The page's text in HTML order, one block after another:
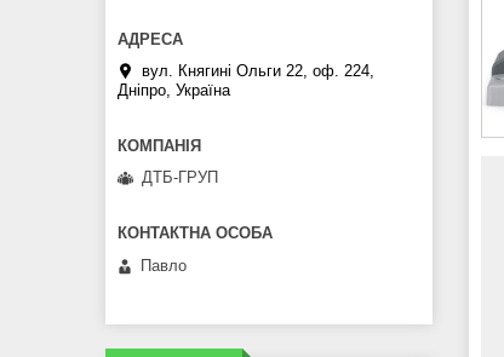
вул. Княгині Ольги 22, оф. 224,
Дніпро, Україна
ДТБ-ГРУП
Павло